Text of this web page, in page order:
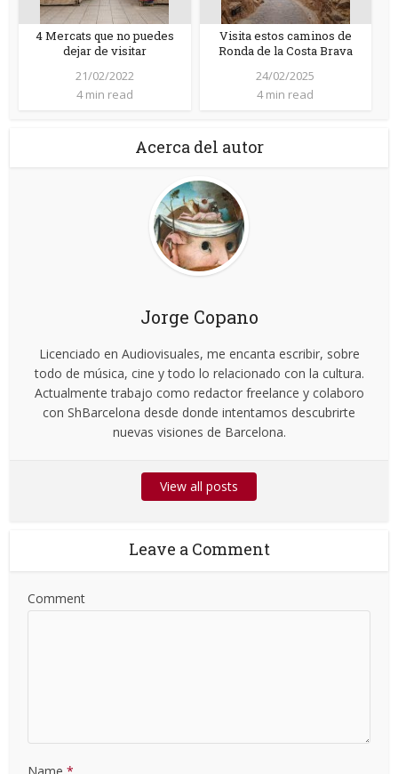
4 Mercats que no puedes
dejar de visitar
21/02/2022
4 min read
Visita estos caminos de
Ronda de la Costa Brava
24/02/2025
4 min read
Acerca del autor
Jorge Copano
Licenciado en Audiovisuales, me encanta escribir, sobre
todo de música, cine y todo lo relacionado con la cultura.
Actualmente trabajo como redactor freelance y colaboro
con ShBarcelona desde donde intentamos descubrirte
nuevas visiones de Barcelona.
View all posts
Leave a Comment
Comment